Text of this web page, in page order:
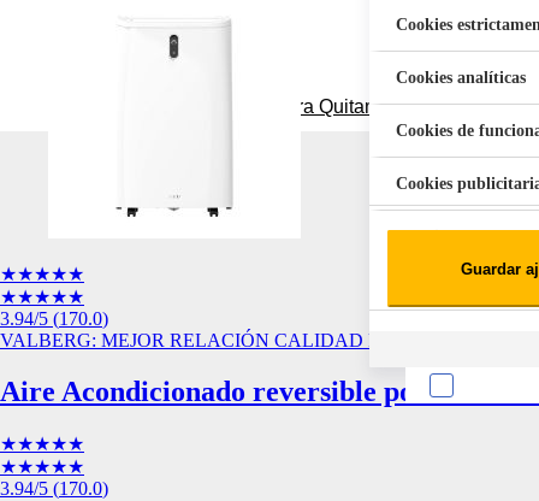
Aspiradora Quitamanchas 450W
★★★★★
★★★★★
3.94/5 (170.0)
VALBERG: MEJOR RELACIÓN CALIDAD PRECIO
Aire Acondicionado reversible portátil
★★★★★
★★★★★
3.94/5 (170.0)
Cookies
Cookies analíticas
Cookies de
Cookies
Guardar